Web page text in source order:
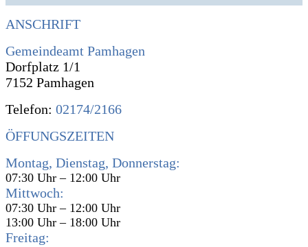
ANSCHRIFT
Gemeindeamt Pamhagen
Dorfplatz 1/1
7152 Pamhagen
Telefon: 02174/2166
ÖFFUNGSZEITEN
Montag, Dienstag, Donnerstag:
07:30 Uhr – 12:00 Uhr
Mittwoch:
07:30 Uhr – 12:00 Uhr
13:00 Uhr – 18:00 Uhr
Freitag: